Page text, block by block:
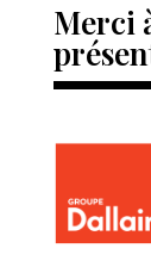
Merci